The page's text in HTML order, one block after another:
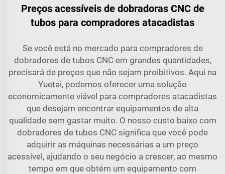
Preços acessíveis de dobradoras CNC de
tubos para compradores atacadistas
Se você está no mercado para compradores de
dobradores de tubos CNC em grandes quantidades,
precisará de preços que não sejam proibitivos. Aqui na
Yuetai, podemos oferecer uma solução
economicamente viável para compradores atacadistas
que desejam encontrar equipamentos de alta
qualidade sem gastar muito. O nosso custo baixo com
dobradores de tubos CNC significa que você pode
adquirir as máquinas necessárias a um preço
acessível, ajudando o seu negócio a crescer, ao mesmo
tempo em que obtém um equipamento com